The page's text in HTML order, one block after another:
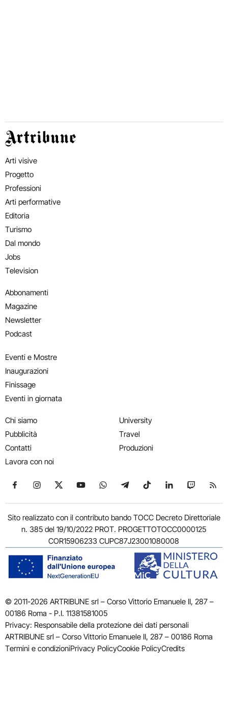
Artribune
Arti visive
Progetto
Professioni
Arti performative
Editoria
Turismo
Dal mondo
Jobs
Television
Abbonamenti
Magazine
Newsletter
Podcast
Eventi e Mostre
Inaugurazioni
Finissage
Eventi in giornata
Chi siamo
Pubblicità
Contatti
Lavora con noi
University
Travel
Produzioni
Seguici su Facebook
Seguici su Instagram
Seguici su X
Seguici su YouTube
Seguici su WhatsApp
Seguici su Telegram
Seguici su TikTok
Seguici su
Seguici
Sito realizzato con il contributo bando TOCC Decreto Direttoriale
n. 385 del 19/10/2022 PROT. PROGETTOTOCC0000125
COR15906233 CUPC87J23001080008
© 2011-2026 ARTRIBUNE srl – Corso Vittorio Emanuele II, 287 –
00186 Roma - P.I. 11381581005
Privacy: Responsabile della protezione dei dati personali
ARTRIBUNE srl – Corso Vittorio Emanuele II, 287 – 00186 Roma
Termini e condizioniPrivacy PolicyCookie PolicyCredits